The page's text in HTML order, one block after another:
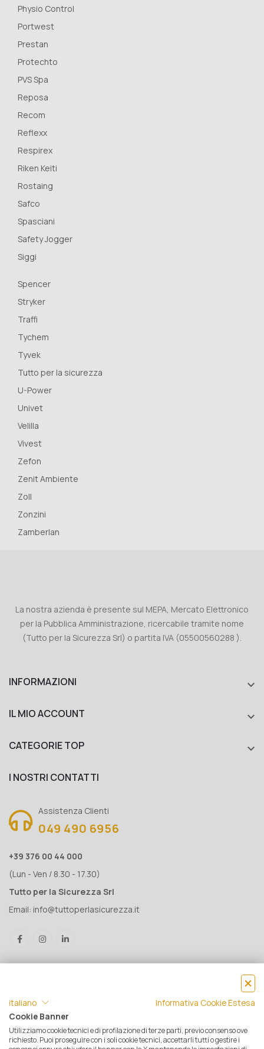
Physio Control
Portwest
Prestan
Protechto
PVS Spa
Reposa
Recom
Reflexx
Respirex
Riken Keiti
Rostaing
Safco
Spasciani
Safety Jogger
Siggi
Spencer
Stryker
Traffi
Tychem
Tyvek
Tutto per la sicurezza
U-Power
Univet
Velilla
Vivest
Zefon
Zenit Ambiente
Zoll
Zonzini
Zamberlan
La nostra azienda è presente sul MEPA, Mercato Elettronico
per la Pubblica Amministrazione, ricercabile tramite nome
(Tutto per la Sicurezza Srl) o partita IVA (05500560288 ).
INFORMAZIONI 
IL MIO ACCOUNT 
CATEGORIE TOP 
I NOSTRI CONTATTI
Assistenza Clienti
049 490 6956
+39 376 00 44 000
(Lun - Ven / 8.30 - 17.30)
Tutto per la Sicurezza Srl
Email: info@tuttoperlasicurezza.it
® Tutto per la Sicurezza Srl IT05500560288 | Rea 471793 - C.S. €
italiano
Informativa Cookie Estesa
Cookie Banner
Utilizziamo cookie tecnici e di profilazione di terze parti, previo consenso ove
richiesto. Puoi proseguire con i soli cookie tecnici, accettarli tutti o gestire i